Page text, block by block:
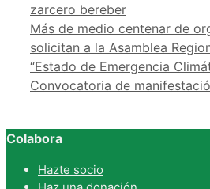
zarcero bereber
Más de medio centenar de
solicitan a la Asamblea
“Estado de Emergencia
Convocatoria de
Colabora
Hazte socio